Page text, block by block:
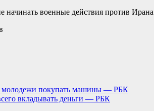
военные действия против Ирана
молодежи покупать машины — РБК
вкладывать деньги — РБК